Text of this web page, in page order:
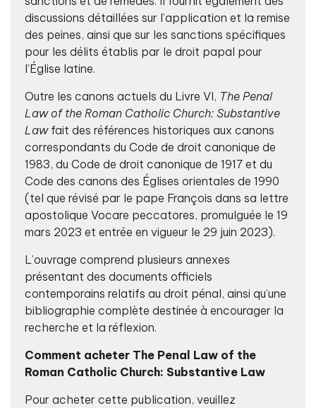
discussions détaillées sur l’application et la remise
des peines, ainsi que sur les sanctions spécifiques
pour les délits établis par le droit papal pour
l’Église latine.
Outre les canons actuels du Livre VI, The Penal
Law of the Roman Catholic Church: Substantive
Lawfait des références historiques aux canons
correspondants du Code de droit canonique de
1983, du Code de droit canonique de 1917 et du
Code des canons des Églises orientales de 1990
(tel que révisé par le pape François dans sa lettre
apostolique Vocare peccatores, promulguée le 19
mars 2023 et entrée en vigueur le 29 juin 2023).
L’ouvrage comprend plusieurs annexes
présentant des documents officiels
contemporains relatifs au droit pénal, ainsi qu’une
bibliographie complète destinée à encourager la
recherche et la réflexion.
Comment acheter The Penal Law of the
Roman Catholic Church: Substantive Law
Pour acheter cette publication, veuillez